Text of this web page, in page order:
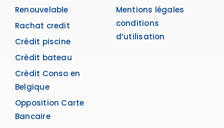
Renouvelable
Rachat credit
Crédit piscine
Crédit bateau
Crédit Conso en
Belgique
Opposition Carte
Bancaire
Mentions légales
conditions
d’utilisation